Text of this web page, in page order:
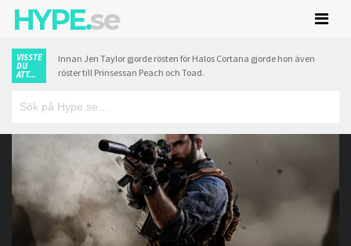
HYPE.se
VISSTE
DU
ATT...
Innan Jen Taylor gjorde rösten för Halos Cortana gjorde hon även
röster till Prinsessan Peach och Toad.